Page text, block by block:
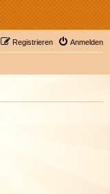
Anmelden
Registrieren